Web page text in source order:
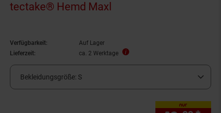
tectake® Hemd Maxl
Verfügbarkeit:
Auf Lager
Lieferzeit:
ca. 2 Werktage
Bekleidungsgröße: S
nur